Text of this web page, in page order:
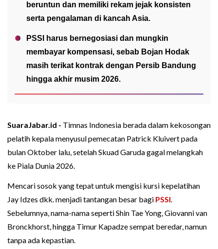
beruntun dan memiliki rekam jejak konsisten
serta pengalaman di kancah Asia.
PSSI harus bernegosiasi dan mungkin
membayar kompensasi, sebab Bojan Hodak
masih terikat kontrak dengan Persib Bandung
hingga akhir musim 2026.
SuaraJabar.id - Timnas Indonesia berada dalam kekosongan
pelatih kepala menyusul pemecatan Patrick Kluivert pada
bulan Oktober lalu, setelah Skuad Garuda gagal melangkah
ke Piala Dunia 2026.
Mencari sosok yang tepat untuk mengisi kursi kepelatihan
Jay Idzes dkk. menjadi tantangan besar bagi PSSI.
Sebelumnya, nama-nama seperti Shin Tae Yong, Giovanni van
Bronckhorst, hingga Timur Kapadze sempat beredar, namun
tanpa ada kepastian.